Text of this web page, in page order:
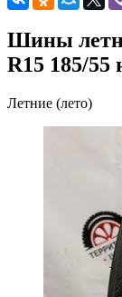
Шины
R15 185/55
Летние (лето)